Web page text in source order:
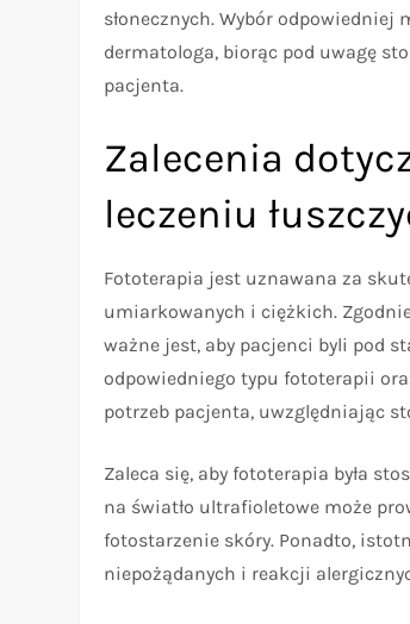
słonecznych. Wybór
dermatologa, biorąc pod uwagę
pacjenta.
Zalecenia
leczeniu
Fototerapia jest uznawana za
umiarkowanych i ciężkich.
ważne jest, aby pacjenci byli pod
odpowiedniego typu fototerapii
potrzeb pacjenta, uwzględniając
Zaleca się, aby fototerapia była
na światło ultrafioletowe może
fotostarzenie skóry. Ponadto,
niepożądanych i reakcji